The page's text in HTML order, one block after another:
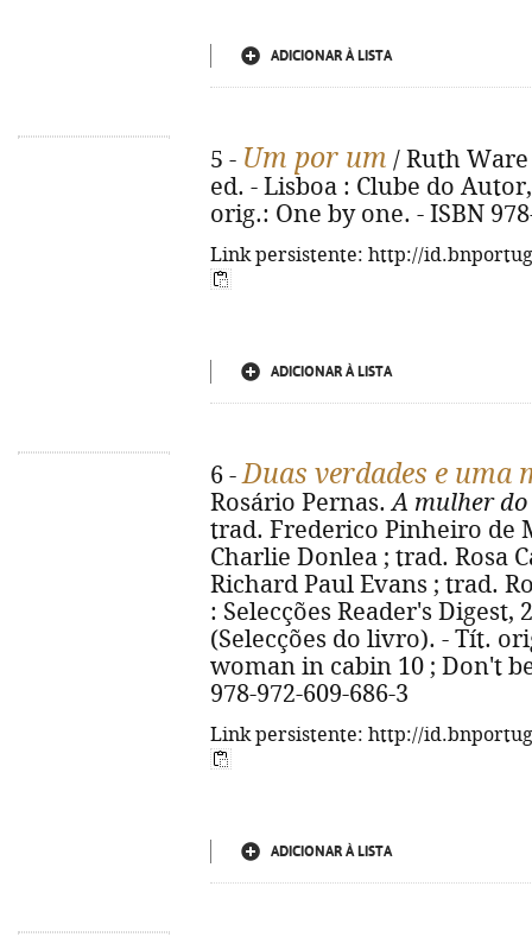
ADICIONAR À LISTA
5 - Um por um / Ruth Ware
ed. - Lisboa : Clube do
orig.: One by one. - ISBN
Link persistente: http://
ADICIONAR À LISTA
6 -Duas verdades e uma
Rosário Pernas.A mulher
trad. Frederico Pinheiro de
Charlie Donlea ; trad. Rosa
Richard Paul Evans ; trad.
: Selecções Reader's Digest,
(Selecções do livro). - Tít.
woman in cabin 10 ; Don't
978-972-609-686-3
Link persistente: http://
ADICIONAR À LISTA